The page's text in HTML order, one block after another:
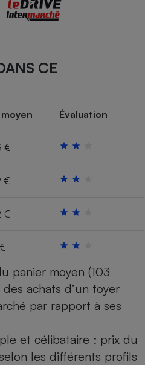
CE
Évaluation
€
€
€
panier moyen (103
achats d’un foyer
par rapport à ses
et célibataire : prix du
les différents profils
Ventilateur
Robot ménager